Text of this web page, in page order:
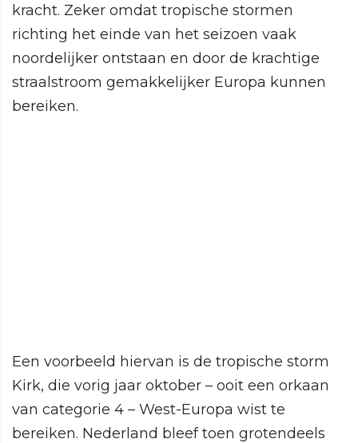
kracht. Zeker omdat tropische stormen
richting het einde van het seizoen vaak
noordelijker ontstaan en door de krachtige
straalstroom gemakkelijker Europa kunnen
bereiken.
Een voorbeeld hiervan is de tropische storm
Kirk, die vorig jaar oktober – ooit een orkaan
van categorie 4 – West-Europa wist te
bereiken. Nederland bleef toen grotendeels